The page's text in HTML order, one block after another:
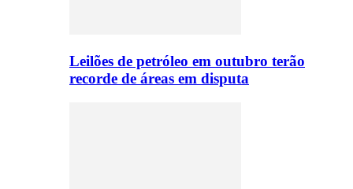
Leilões de petróleo em outubro terão
recorde de áreas em disputa